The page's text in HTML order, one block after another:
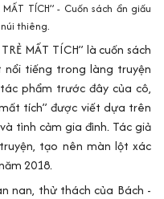
TÍCH” - Cuốn sách ẩn giấu
thiêng.
MẤT TÍCH” là cuốn sách
tiếng trong làng truyện
phẩm trước đây của cô,
tích” được viết dựa trên
tình cảm gia đình. Tác giả
tạo nên màn lột xác
2018.
nan, thử thách của Bách -